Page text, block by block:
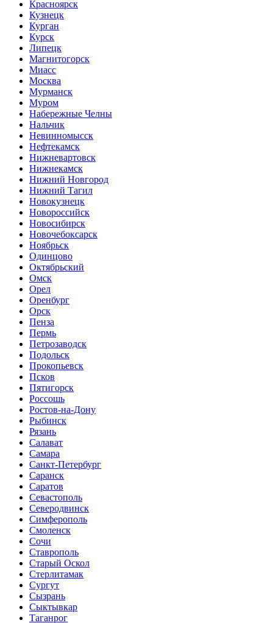
Красноярск
Кузнецк
Курган
Курск
Липецк
Магнитогорск
Миасс
Москва
Мурманск
Муром
Набережные Челны
Нальчик
Невинномысск
Нефтекамск
Нижневартовск
Нижнекамск
Нижний Новгород
Нижний Тагил
Новокузнецк
Новороссийск
Новосибирск
Новочебоксарск
Ноябрьск
Одинцово
Октябрьский
Омск
Орел
Оренбург
Орск
Пенза
Пермь
Петрозаводск
Подольск
Прокопьевск
Псков
Пятигорск
Россошь
Ростов-на-Дону
Рыбинск
Рязань
Салават
Самара
Санкт-Петербург
Саранск
Саратов
Севастополь
Северодвинск
Симферополь
Смоленск
Сочи
Ставрополь
Старый Оскол
Стерлитамак
Сургут
Сызрань
Сыктывкар
Таганрог